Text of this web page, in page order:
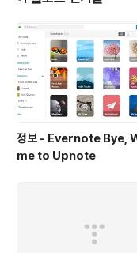
뀐다. 그리고 Record를 뭘 선
정보 - Evernote Bye,
me to Upnote